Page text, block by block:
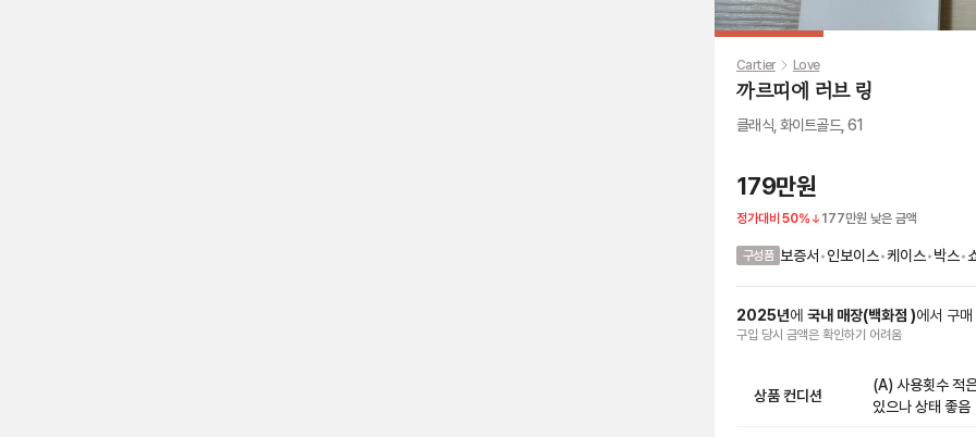
Cartier Love
까르띠에 러브 링
클래식, 화이트골드, 61
179만원
정가대비 50% 177만원 낮은 금액
구성품 보증서 •인보이스•케이스•박스•
2025년에 국내 매장(백화점 )에서 구매
구입 당시 금액은 확인하기 어려움
상품 컨디션
(A) 사용횟수 적
있으나 상태 좋음